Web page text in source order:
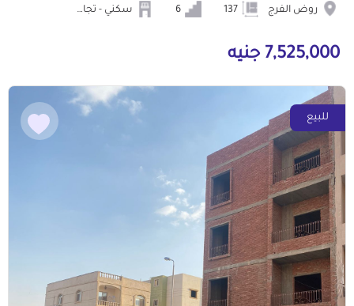
روض الفرج 6 سكني - تجاري
7,525,000 جنيه
للبيع